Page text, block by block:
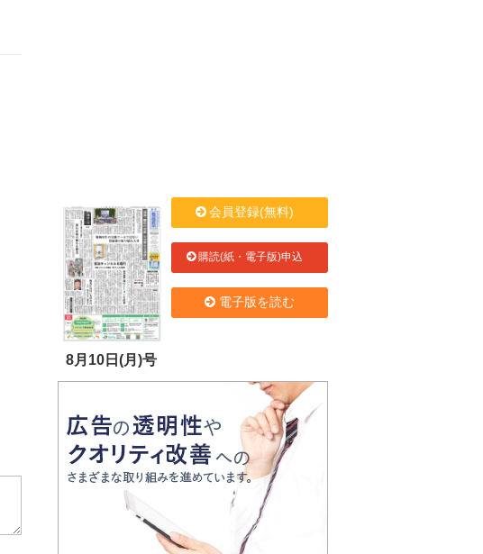
8月10日(月)号
会員登録(無料)
購読(紙・電子版)申込
電子版を読む